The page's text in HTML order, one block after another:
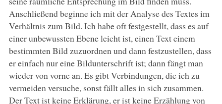
Anschließend beginne ich mit der Analyse des Textes im
Verhältnis zum Bild. Ich habe oft festgestellt, dass es auf
einer unbewussten Ebene leicht ist, einen Text einem
bestimmten Bild zuzuordnen und dann festzustellen, dass
er einfach nur eine Bildunterschrift ist; dann fängt man
wieder von vorne an. Es gibt Verbindungen, die ich zu
vermeiden versuche, sonst fällt alles in sich zusammen.
Der Text ist keine Erklärung, er ist keine Erzählung von